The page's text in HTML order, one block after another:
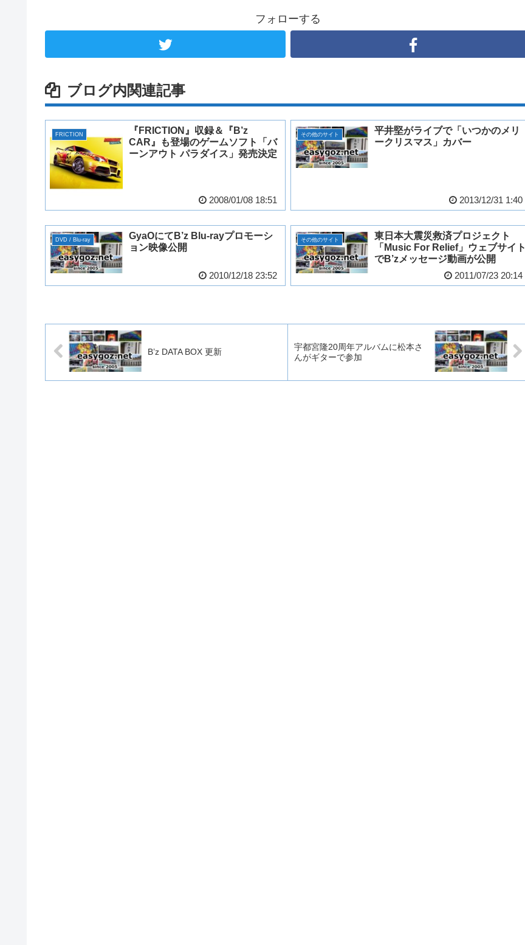
フォローする
ブログ内関連記事
FRICTION
『FRICTION』収録＆『B’z
CAR』も登場のゲームソフト「バ
ーンアウト パラダイス」発売決定
2008/01/08 18:51
その他のサイト
平井堅がライブで「いつかのメリ
ークリスマス」カバー
2013/12/31 1:40
DVD / Blu-ray
GyaOにてB’z Blu-rayプロモーシ
ョン映像公開
2010/12/18 23:52
その他のサイト
東日本大震災救済プロジェクト
「Music For Relief」ウェブサイト
でB’zメッセージ動画が公開
2011/07/23 20:14
B’z DATA BOX 更新
宇都宮隆20周年アルバムに松本さ
んがギターで参加